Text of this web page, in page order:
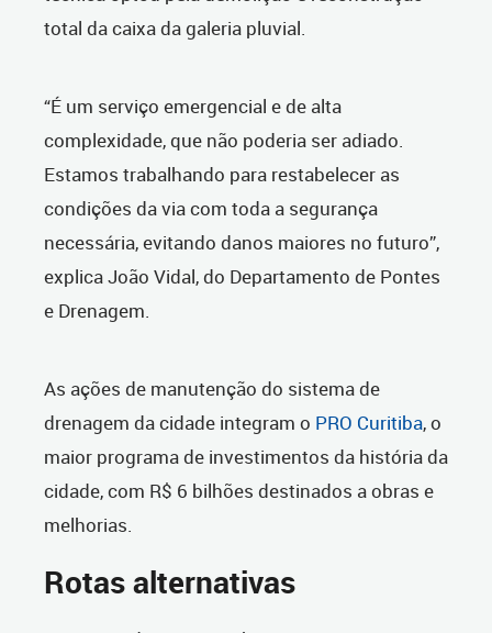
total da caixa da galeria pluvial.
“É um serviço emergencial e de alta
complexidade, que não poderia ser adiado.
Estamos trabalhando para restabelecer as
condições da via com toda a segurança
necessária, evitando danos maiores no futuro”,
explica João Vidal, do Departamento de Pontes
e Drenagem.
As ações de manutenção do sistema de
drenagem da cidade integram o PRO Curitiba, o
maior programa de investimentos da história da
cidade, com R$ 6 bilhões destinados a obras e
melhorias.
Rotas alternativas